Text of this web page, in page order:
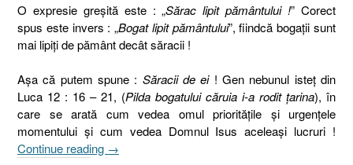
O expresie greşită este : „Sărac lipit pământului !” Corect
spus este invers : „Bogat lipit pământului”, fiindcă bogaţii sunt
mai lipiţi de pământ decât săracii !
Aşa că putem spune : Săracii de ei ! Gen nebunul isteţ din
Luca 12 : 16 – 21, (Pilda bogatului căruia i-a rodit ţarina), în
care se arată cum vedea omul priorităţile şi urgenţele
momentului şi cum vedea Domnul Isus aceleaşi lucruri !
Continue reading „Pilda
→